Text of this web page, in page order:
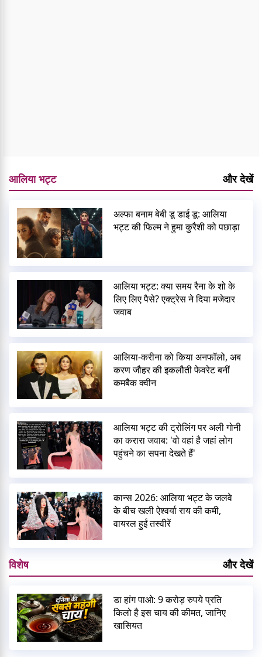
आलिया भट्ट और देखें
अल्फा बनाम बेबी डू डाई डू: आलिया
भट्ट की फिल्म ने हुमा कुरैशी को पछाड़ा
आलिया भट्ट: क्या समय रैना के शो के
लिए लिए पैसे? एक्ट्रेस ने दिया मजेदार
जवाब
आलिया-करीना को किया अनफॉलो, अब
करण जौहर की इकलौती फेवरेट बनीं
कमबैक क्वीन
आलिया भट्ट की ट्रोलिंग पर अली गोनी
का करारा जवाब: 'वो वहां है जहां लोग
पहुंचने का सपना देखते हैं'
कान्स 2026: आलिया भट्ट के जलवे
के बीच खली ऐश्वर्या राय की कमी,
वायरल हुईं तस्वीरें
विशेष और देखें
डा हांग पाओ: 9 करोड़ रुपये प्रति
किलो है इस चाय की कीमत, जानिए
खासियत